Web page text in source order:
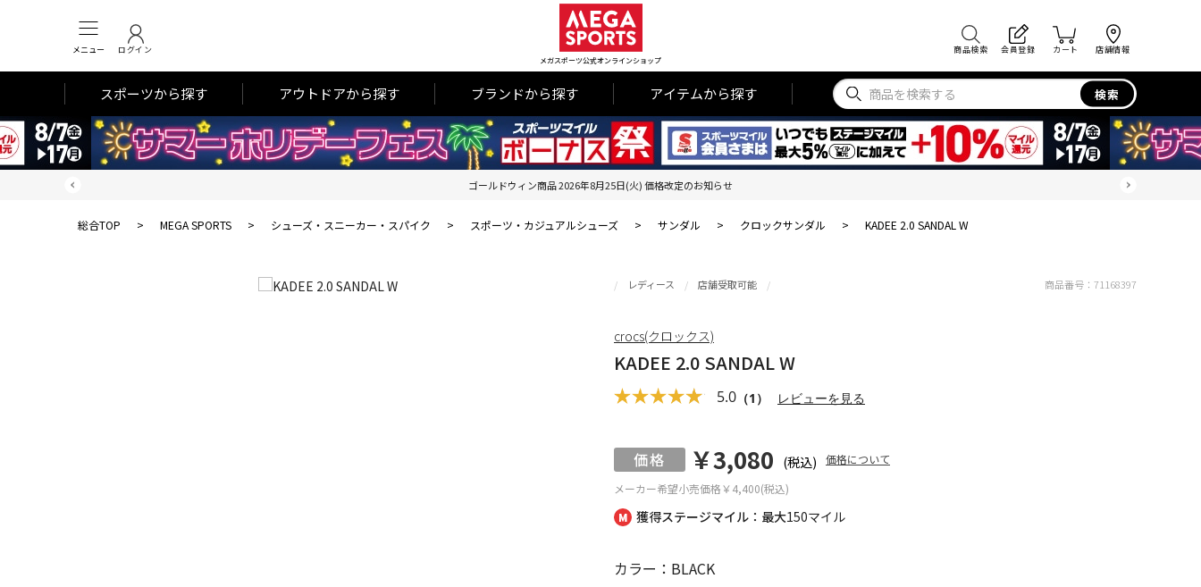
メニュー ログイン
メガスポーツ公式オンラインショップ
商品検索 会員登録 カート 店舗情報
スポーツから探す アウトドアから探す ブランドから探す アイテムから探す 検索
ゴールドウィン商品 2026年8月25日(火) 価格改定のお知らせ
総合TOP > MEGA SPORTS > シューズ・スニーカー・スパイク > スポーツ・カジュアルシューズ > サンダル > クロックサンダル > KADEE 2.0 SANDAL W
獲得ステージマイル：最大150マイル
レディース 店舗受取可能
KADEE 2.0 SANDAL W
5.0 （1） レビューを見る
メーカー希望小売価格￥4,400(税込)
￥3,080 (税込) 価格について
カラー：BLACK
商品番号： 71168397
crocs(クロックス)